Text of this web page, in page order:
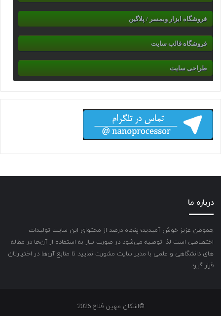
فروشگاه ابزار وبمسر / پلاگین
فروشگاه قالب سایت
طراحی سایت
درباره ما
هموطن عزیز خوش آمیدید؛ پنجاه درصد از محتوای این سایت تولیدات
اختصاصی است لذا توصیه می‌شود در صورت نیاز به استفاده از آن‌ها در مقاله
های دانشگاهی و علمی با مدیر سایت مشورت نمایید تا منابع آن‌ها در اختیارتان
قرار گیرد.
©اشکان مهین فلاح 2026